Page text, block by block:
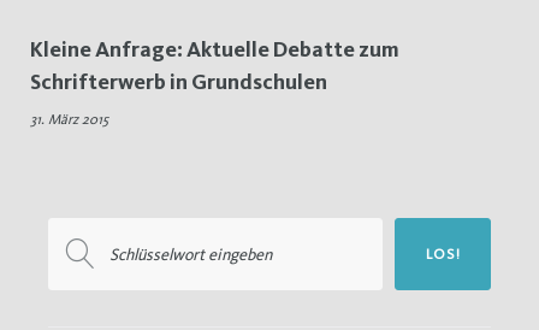
2015
Kleine Anfrage: Aktuelle Debatte zum
Schrifterwerb in Grundschulen
31. März 2015
nach:
LOS!